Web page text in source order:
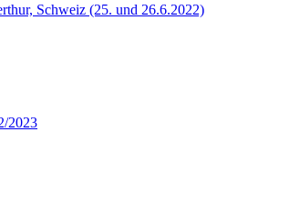
Schweiz (25. und 26.6.2022)
2023